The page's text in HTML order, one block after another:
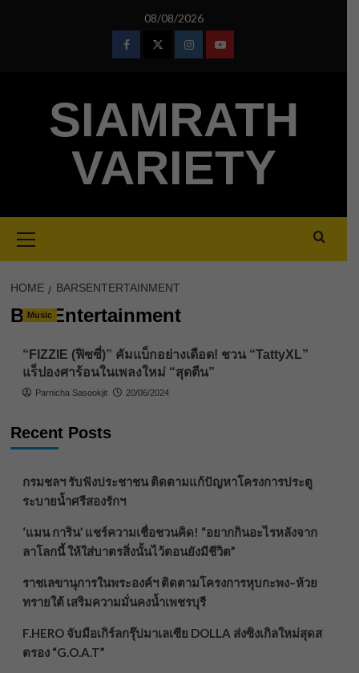
08/08/2026
FacebookTwitterInstagramYoutube
SIAMRATH
VARIETY
Menu
HOME BARSENTERTAINMENT
BarsEntertainment
Music
“FIZZIE (ฟิซซี่)” คัมแบ็กอย่างเดือด! ชวน “TattyXL”
แร็ปองศาร้อนในเพลงใหม่ “สุดตีน”
Parnicha Sasookjit 20/06/2024
Recent Posts
กรมชลฯ รับฟังประชาชน ติดตามแก้ปัญหาโครงการประตู
ระบายน้ำศรีสองรักฯ
‘แมน การิน’ แชร์ความเชื่อชวนคิด! “อยากกินอะไรหลังจาก
ลาโลกนี้ ให้ใส่บาตรสิ่งนั้นไว้ตอนยังมีชีวิต”
ราชเลขานุการในพระองค์ฯ ติดตามโครงการหุบกะพง–ห้วย
ทรายใต้ เสริมความมั่นคงน้ำเพชรบุรี
F.HERO จับมือเกิร์ลกรุ๊ปมาเลเซีย DOLLA ส่งซิงเกิลใหม่สุดส
ตรอง “G.O.A.T”